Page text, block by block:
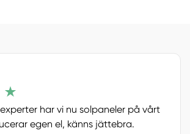
har vi nu solpaneler på vårt
egen el, känns jättebra.